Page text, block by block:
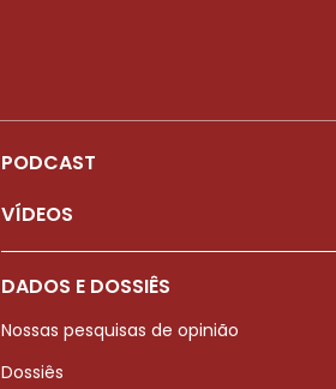
PODCAST
VÍDEOS
DADOS E DOSSIÊS
Nossas pesquisas de opinião
Dossiês